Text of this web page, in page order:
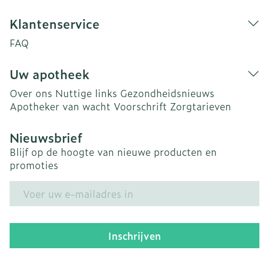
Klantenservice
FAQ
Uw apotheek
Over ons Nuttige links Gezondheidsnieuws
Apotheker van wacht Voorschrift Zorgtarieven
Nieuwsbrief
Blijf op de hoogte van nieuwe producten en
promoties
Inschrijven